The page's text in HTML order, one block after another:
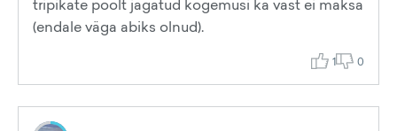
tripikate poolt jagatud kogemusi ka vast ei maksa
(endale väga abiks olnud).
1 0